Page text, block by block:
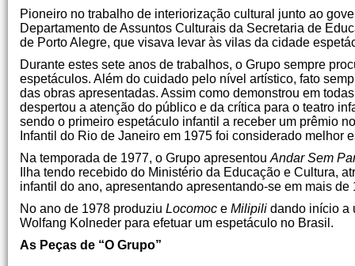
Pioneiro no trabalho de interiorização cultural junto ao
Departamento de Assuntos Culturais da Secretaria de
de Porto Alegre, que visava levar às vilas da cidade
Durante estes sete anos de trabalhos, o Grupo sempre
espetáculos. Além do cuidado pelo nível artístico, fato
das obras apresentadas. Assim como demonstrou em
despertou a atenção do público e da crítica para o teatro
sendo o primeiro espetáculo infantil a receber um prêmio
Infantil do Rio de Janeiro em 1975 foi considerado melhor
Na temporada de 1977, o Grupo apresentouAndar Sem
Ilha tendo recebido do Ministério da Educação e Cultura,
infantil do ano, apresentando ­apresentando-se em mais
No ano de 1978 produziu Locomoc e Milipili dando início a
Wolfang Kolneder para efetuar um espetáculo no Brasil.
As Peças de “O Grupo”